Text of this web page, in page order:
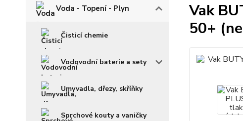
Voda - Topení - Plyn
Čisticí chemie
Vodovodní baterie a sety
Umyvadla, dřezy, skříňky
Sprchové kouty a vaničky
Vak
50+